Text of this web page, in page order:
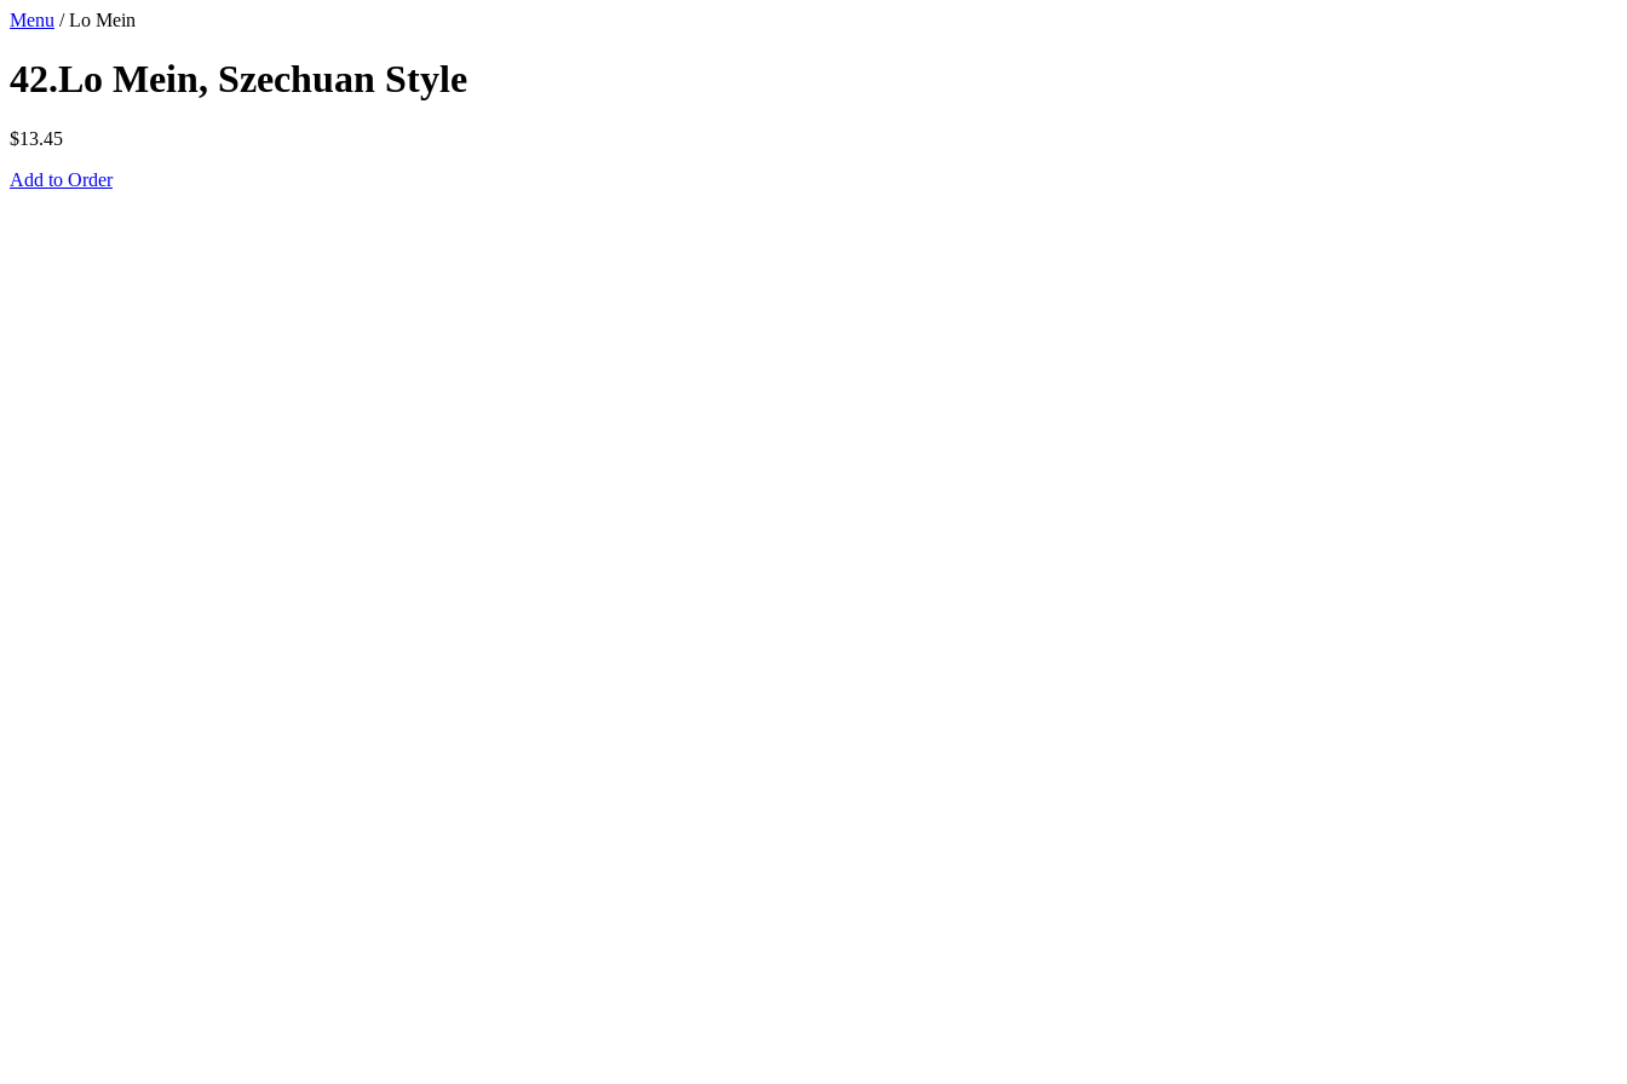
Menu /Lo Mein
42.Lo Mein, Szechuan Style
$13.45
Add to Order